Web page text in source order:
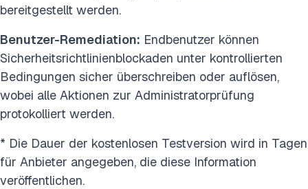
bereitgestellt werden.
Benutzer-Remediation: Endbenutzer können
Sicherheitsrichtlinienblockaden unter kontrollierten
Bedingungen sicher überschreiben oder auflösen,
wobei alle Aktionen zur Administratorprüfung
protokolliert werden.
* Die Dauer der kostenlosen Testversion wird in Tagen
für Anbieter angegeben, die diese Information
veröffentlichen.